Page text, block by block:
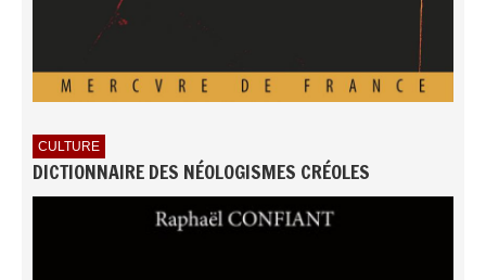
CULTURE
DICTIONNAIRE DES NÉOLOGISMES CRÉOLES